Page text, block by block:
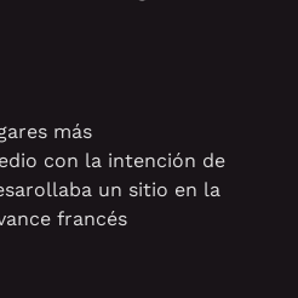
más
con la intención de
un sitio en la
francés